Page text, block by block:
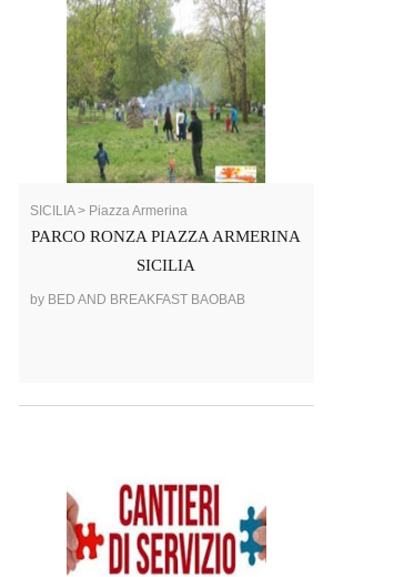
SICILIA > Piazza Armerina
PARCO RONZA PIAZZA ARMERINA
SICILIA
by BED AND BREAKFAST BAOBAB